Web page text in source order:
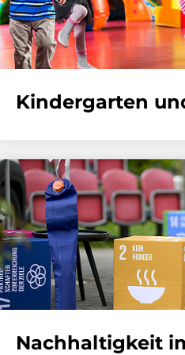
Kindergarten
Nachhaltigkeit